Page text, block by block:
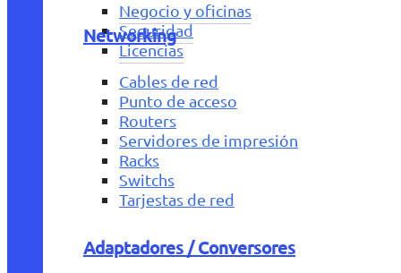
Negocio y oficinas
Seguridad
Licencias
Networking
Cables de red
Punto de acceso
Routers
Servidores de impresión
Racks
Switchs
Tarjestas de red
Adaptadores / Conversores